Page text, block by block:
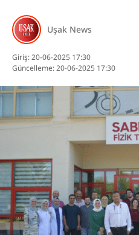
UŞAK’TA BUGÜN VEFAT EDENLER
BÖLGESEL HABERLER
DİĞER
Uşak News
Giriş: 20-06-2025 17:30
Güncelleme: 20-06-2025 17:30